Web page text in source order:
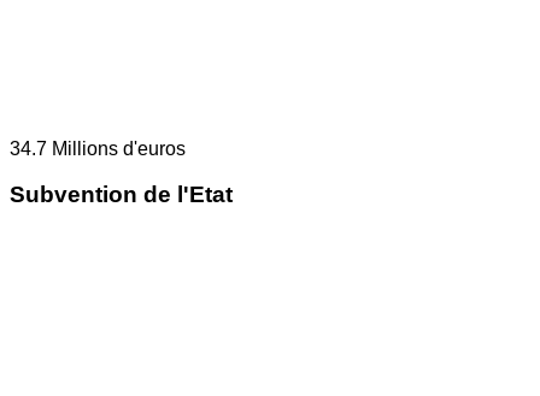
34.7 Millions d'euros
Subvention de l'Etat